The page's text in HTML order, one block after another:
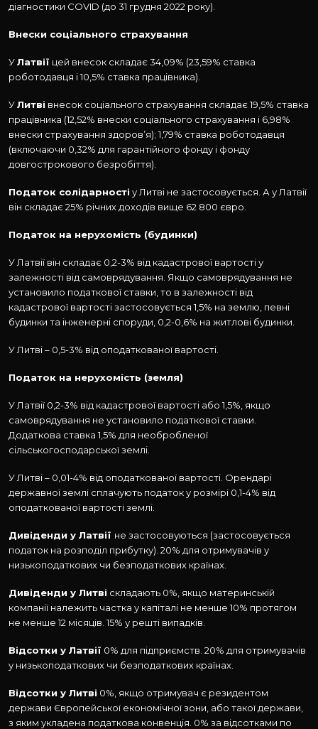
діагностики COVID (до 31 грудня 2022 року).
Внески соціального страхування
УЛатвії цей внесок складає 34,09% (23,59% ставка
роботодавця і 10,5% ставка працівника).
УЛитві внесок соціального страхування складає 19,5% ставка
працівника (12,52% внески соціального страхування і 6,98%
внески страхування здоров’я); 1,79% ставка роботодавця
(включаючи 0,32% для гарантійного фонду і фонду
довгострокового безробіття).
Податок солідарності у Литві не застосовується. А у Латвії
він складає 25% річних доходів вище 62 800 євро.
Податок на нерухомість (будинки)
У Латвії він складає 0,2-3% від кадастрової вартості у
залежності від самоврядування. Якщо самоврядування не
установило податкової ставки, то в залежності від
кадастрової вартості застосовується 1,5% на землю, певні
будинки та інженерні споруди, 0,2-0,6% на житлові будинки.
У Литві – 0,5-3% від оподаткованої вартості.
Податок на нерухомість (земля)
У Латвії 0,2-3% від кадастрової вартості або 1,5%, якщо
самоврядування не установило податкової ставки.
Додаткова ставка 1,5% для необробленої
сільськогосподарської землі.
У Литві – 0,01-4% від оподаткованої вартості. Орендарі
державної землі сплачують податок у розмірі 0,1-4% від
оподаткованої вартості землі.
Дивіденди у Латвії не застосовуються (застосовується
податок на розподіл прибутку). 20% для отримувачів у
низькоподаткових чи безподаткових країнах.
Дивіденди у Литві складають 0%, якщо материнській
компанії належить частка у капіталі не менше 10% протягом
не менше 12 місяців. 15% у решті випадків.
Відсотки у Латвії 0% для підприємств. 20% для отримувачів
у низькоподаткових чи безподаткових країнах.
Відсотки у Литві 0%, якщо отримувач є резидентом
держави Європейської економічної зони, або такої держави,
з яким укладена податкова конвенція. 0% за відсотками по